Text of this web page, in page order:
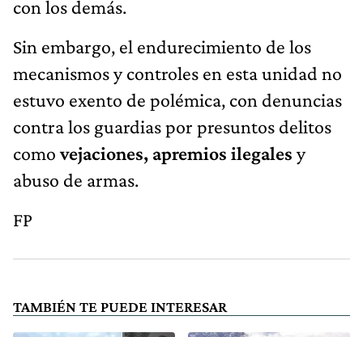
con los demás.
Sin embargo, el endurecimiento de los
mecanismos y controles en esta unidad no
estuvo exento de polémica, con denuncias
contra los guardias por presuntos delitos
comovejaciones, apremios ilegales y
abuso de armas.
FP
TAMBIÉN TE PUEDE INTERESAR